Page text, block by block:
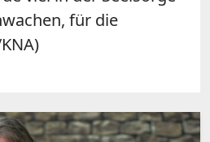
für die